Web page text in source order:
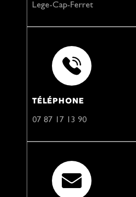
Lege-Cap-Ferret
TÉLÉPHONE
07 87 17 13 90